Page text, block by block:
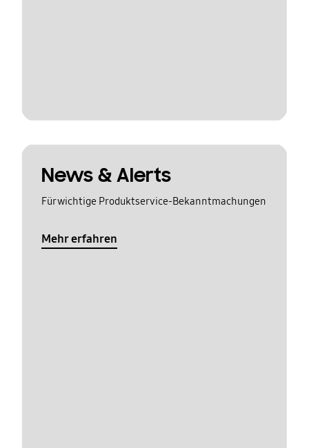
News & Alerts
Für wichtige Produktservice-Bekanntmachungen
Mehr erfahren